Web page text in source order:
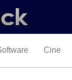
Cine